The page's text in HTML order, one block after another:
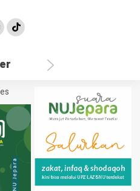
Syuriah PCNU Jepara